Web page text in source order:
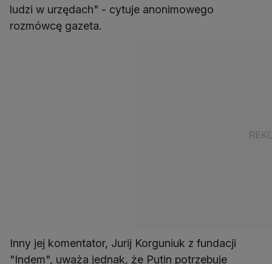
ludzi w urzędach" - cytuje anonimowego
rozmówcę gazeta.
Inny jej komentator, Jurij Korguniuk z fundacji
"Indem", uważa jednak, że Putin potrzebuje